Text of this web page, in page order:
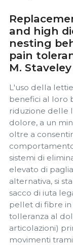
and high
nesting
pain
M.
L'uso della
benefici al loro
riduzione delle
dolore, a un
oltre a
sistemi di
elevato di
alternativa, si
sacco di iuta
pellet di fibre in
tolleranza al
articolazioni)
movimenti